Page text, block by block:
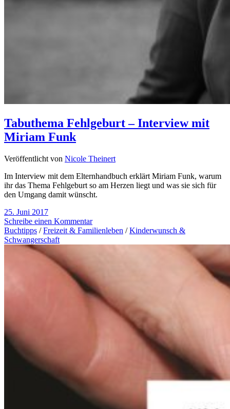
Tabuthema Fehlgeburt – Interview mit
Miriam Funk
Veröffentlicht von Nicole Theinert
Im Interview mit dem Elternhandbuch erklärt Miriam Funk, warum
ihr das Thema Fehlgeburt so am Herzen liegt und was sie sich für
den Umgang damit wünscht.
25. Juni 2017
Schreibe einen Kommentar
Buchtipps /Freizeit & Familienleben /Kinderwunsch &
Schwangerschaft